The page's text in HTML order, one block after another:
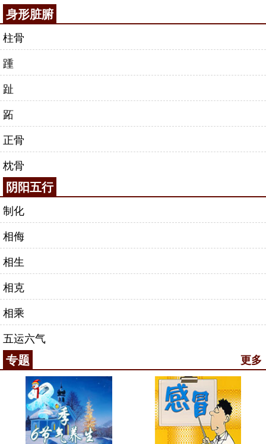
身形脏腑
柱骨
踵
趾
跖
正骨
枕骨
阴阳五行
制化
相侮
相生
相克
相乘
五运六气
更多
专题